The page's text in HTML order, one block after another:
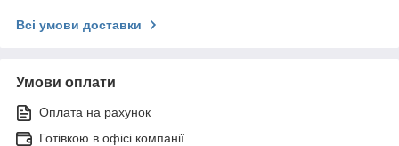
Всі умови доставки
Умови оплати
Оплата на рахунок
Готівкою в офісі компанії